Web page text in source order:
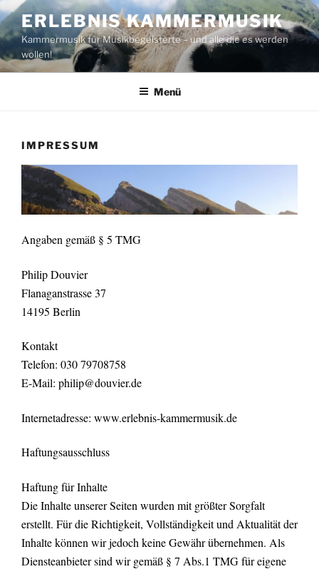
Zum
Inhalt
springen
ERLEBNIS KAMMERMUSIK
Kammermusik für Musikbegeisterte – und alle die es werden
wollen!
Menü
IMPRESSUM
Angaben gemäß § 5 TMG
Philip Douvier
Flanaganstrasse 37
14195 Berlin
Kontakt
Telefon: 030 79708758
E-Mail: philip@douvier.de
Internetadresse: www.erlebnis-kammermusik.de
Haftungsausschluss
Haftung für Inhalte
Die Inhalte unserer Seiten wurden mit größter Sorgfalt
erstellt. Für die Richtigkeit, Vollständigkeit und Aktualität der
Inhalte können wir jedoch keine Gewähr übernehmen. Als
Diensteanbieter sind wir gemäß § 7 Abs.1 TMG für eigene